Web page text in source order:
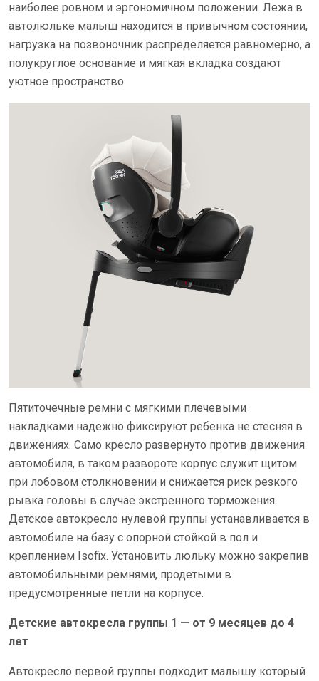
наиболее ровном и эргономичном положении. Лежа в
автолюльке малыш находится в привычном состоянии,
нагрузка на позвоночник распределяется равномерно, а
полукруглое основание и мягкая вкладка создают
уютное пространство.
Пятиточечные ремни с мягкими плечевыми
накладками надежно фиксируют ребенка не стесняя в
движениях. Само кресло развернуто против движения
автомобиля, в таком развороте корпус служит щитом
при лобовом столкновении и снижается риск резкого
рывка головы в случае экстренного торможения.
Детское автокресло нулевой группы устанавливается в
автомобиле на базу с опорной стойкой в пол и
креплением Isofix. Установить люльку можно закрепив
автомобильными ремнями, продетыми в
предусмотренные петли на корпусе.
Детские автокресла группы 1 — от 9 месяцев до 4
лет
Автокресло первой группы подходит малышу который